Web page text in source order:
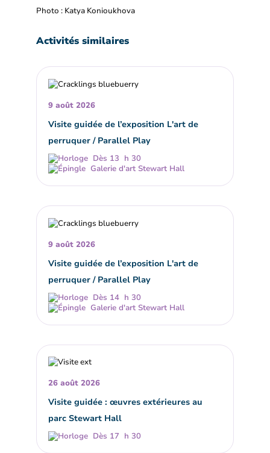
Photo : Katya Konioukhova
Activités similaires
9 août 2026
Visite guidée de l’exposition L'art de
perruquer / Parallel Play
Dès 13 h 30
Galerie d'art Stewart Hall
9 août 2026
Visite guidée de l’exposition L'art de
perruquer / Parallel Play
Dès 14 h 30
Galerie d'art Stewart Hall
26 août 2026
Visite guidée : œuvres extérieures au
parc Stewart Hall
Dès 17 h 30